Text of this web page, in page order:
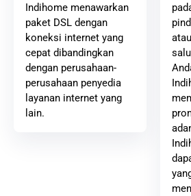
Indihome menawarkan
paket DSL dengan
koneksi internet yang
cepat dibandingkan
dengan perusahaan-
perusahaan penyedia
layanan internet yang
lain.